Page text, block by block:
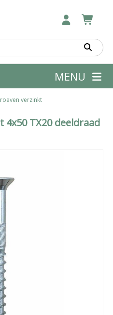
MENU
verzinkt
TX20 deeldraad